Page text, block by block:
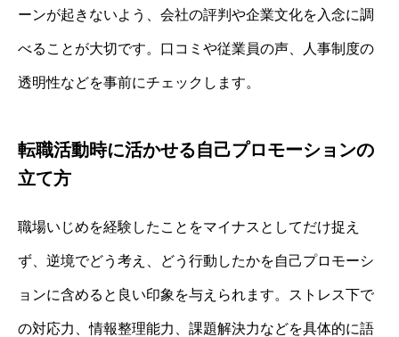
ーンが起きないよう、会社の評判や企業文化を入念に調
べることが大切です。口コミや従業員の声、人事制度の
透明性などを事前にチェックします。
転職活動時に活かせる自己プロモーションの
立て方
職場いじめを経験したことをマイナスとしてだけ捉え
ず、逆境でどう考え、どう行動したかを自己プロモーシ
ョンに含めると良い印象を与えられます。ストレス下で
の対応力、情報整理能力、課題解決力などを具体的に語